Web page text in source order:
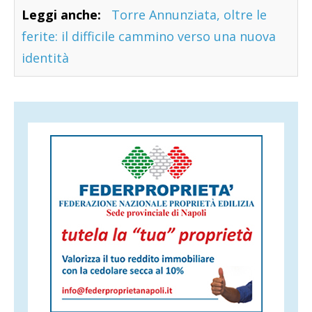
Leggi anche:
Torre Annunziata, oltre le
ferite: il difficile cammino verso una nuova
identità